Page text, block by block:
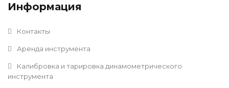
Информация
Контакты
Аренда инструмента
Калибровка и тарировка динамометрического
инструмента